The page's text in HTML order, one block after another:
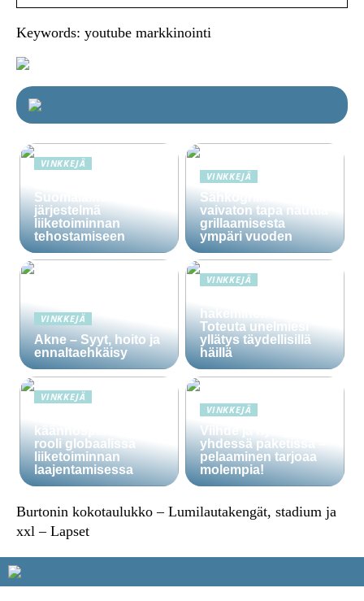
Keywords: youtube markkinointi
VINKKEJÄ
Suomalainen CRM-
järjestelmä
liiketoiminnan
tehostamiseen
VINKKEJÄ
Sähkögrilli on
vaivaton tapa nauttia
grillaamisesta
ympäri vuoden
VINKKEJÄ
Akne – Syyt, hoito ja
ennaltaehkäisy
VINKKEJÄ
hakeminen salassa –
Toteuta unelmiesi
yllätys täydellisillä
häillä
VINKKEJÄ
käännöspalvelujen
rooli globaalissa
liiketoiminnan
laajentamisessa
VINKKEJÄ
Viihde ja hyöty
yhdessä paketissa –
pelaaminen tarjoaa
molempia!
Burtonin kokotaulukko – Lumilautakengät, stadium ja
xxl – Lapset